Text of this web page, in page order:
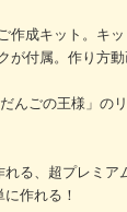
成キット。キ
付属。作り方
んごの王様」の
る、超プレミア
作れる！